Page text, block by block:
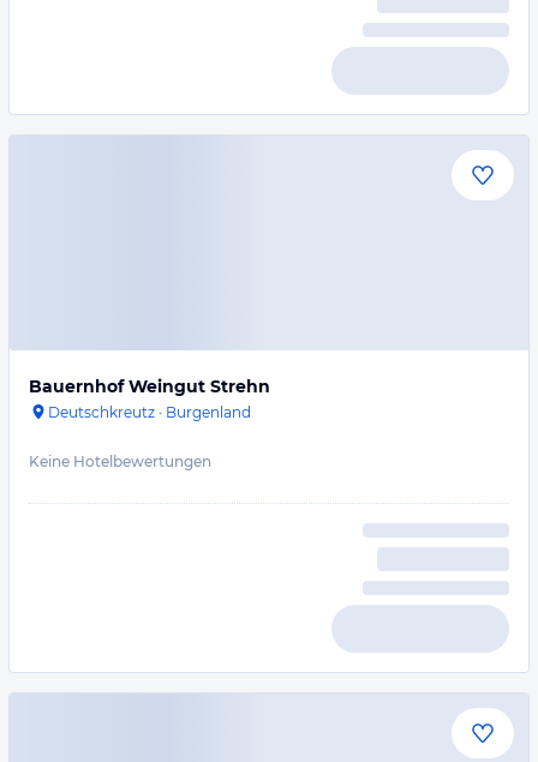
Bauernhof Weingut Strehn
Deutschkreutz · Burgenland
Keine Hotelbewertungen